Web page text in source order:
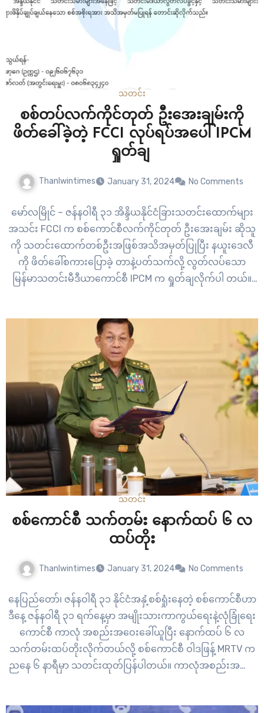
သတင်း
စစ်တပ်လက်ကိုင်တုတ် ဦးအေးချမ်းကို
ဖိတ်ခေါ်ခဲ့တဲ့ FCCI လုပ်ရပ်အပေါ် IPCM
ရှုတ်ချ
Thanlwintimes January 31, 2024 No Comments
မော်လမြိုင် – ဇန်နဝါရီ ၃၁ အိန္ဒိယနိုင်ငံခြားသတင်းထောက်များ
အသင်း FCCI က စစ်ကောင်စီလက်ကိုင်တုတ် ဦးအေးချမ်း ဆိုသူ
ကို သတင်းထောက်တစ်ဦးအဖြစ်အသိအမှတ်ပြုပြီး နယူးဒေလီ
ကို ဖိတ်ခေါ်စကားပြောခဲ့ တာနဲ့ပတ်သက်လို့ လွတ်လပ်သော
မြန်မာသတင်းမီဒီယာကောင်စီ IPCM က ရှုတ်ချလိုက်ပါ တယ်။
မဟုတ်ဘဲ…
သတင်း
စစ်ကောင်စီ သက်တမ်း နောက်ထပ် ၆ လ
ထပ်တိုး
Thanlwintimes January 31, 2024 No Comments
နေပြည်တော်၊ ဇန်နဝါရီ ၃၁ နိုင်ငံအနှံ့စစ်ရှုံးနေတဲ့ စစ်ကောင်စီဟာ
ဒီနေ့ ဇန်နဝါရီ ၃၁ ရက်နေ့မှာ အမျိုးသားကာကွယ်ရေးနဲ့လုံခြုံရေး
ကောင်စီ ကာလုံ အစည်းအဝေးခေါ်ယူပြီး နောက်ထပ် ၆ လ
သက်တမ်းထပ်တိုးလိုက်တယ်လို့ စစ်ကောင်စီ ဝါဒဖြန့် MRTV က
ညနေ ၆ နာရီမှာ သတင်းထုတ်ပြန်ပါတယ်။ ကာလုံအစည်းအဝေး